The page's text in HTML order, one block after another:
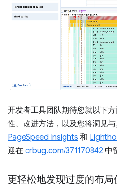
开发者工具团队期待您就以下
性、改进方法，以及您将洞见
PageSpeed Insights 和
迎在 crbug.com/371170842 中
更轻松地发现过度的布局